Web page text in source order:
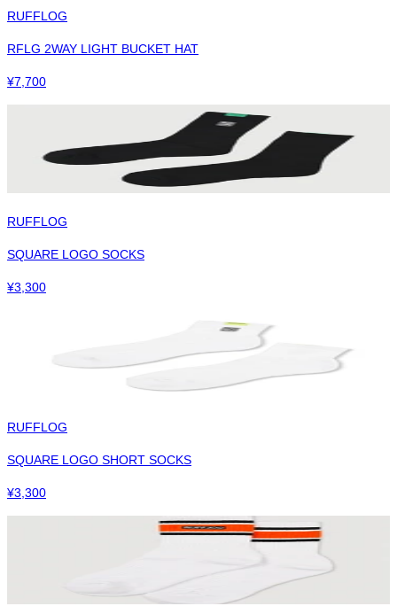
RUFFLOG
RFLG 2WAY LIGHT BUCKET HAT
¥7,700
RUFFLOG
SQUARE LOGO SOCKS
¥3,300
RUFFLOG
SQUARE LOGO SHORT SOCKS
¥3,300